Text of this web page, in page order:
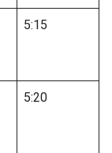
5:15
5:20